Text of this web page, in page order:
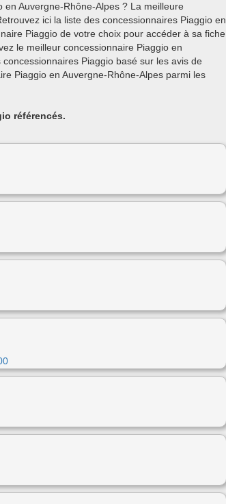
Auvergne-Rhône-Alpes ? La meilleure
ici la liste des concessionnaires Piaggio en
Piaggio de votre choix pour accéder à sa fiche
le meilleur concessionnaire Piaggio en
Piaggio basé sur les avis de
Piaggio en Auvergne-Rhône-Alpes parmi les
référencés.